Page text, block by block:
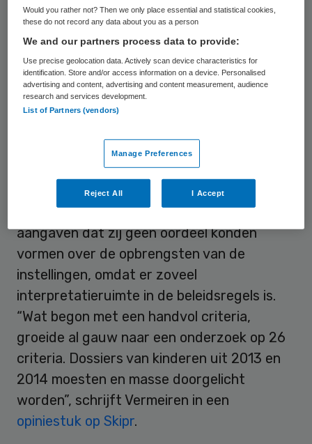
2014 geleverde zorg achteraf streng
toepassen.” Dat stelt Robert Vermeiren,
hoogleraar en directeur Kinder en
Jeugdpyschiatrie aan het Curium LUMC.
Volgens Vermeiren is de bron van de
zorginstellingen en zorgverzekeraars is
afgesproken. Aanleiding voor dit onderzoek
naar de juistheid van declaraties was het
audit-alert van de accountants, die
aangaven dat zij geen oordeel konden
vormen over de opbrengsten van de
instellingen, omdat er zoveel
interpretatieruimte in de beleidsregels is.
“Wat begon met een handvol criteria,
groeide al gauw naar een onderzoek op 26
criteria. Dossiers van kinderen uit 2013 en
2014 moesten en masse doorgelicht
worden”, schrijft Vermeiren in een
opiniestuk op Skipr.
Would you rather not? Then we only place essential and statistical cookies,
these do not record any data about you as a person
We and our partners process data to provide:
Use precise geolocation data. Actively scan device characteristics for
identification. Store and/or access information on a device. Personalised
advertising and content, advertising and content measurement, audience
research and services development.
List of Partners (vendors)
Manage Preferences
Reject All I Accept